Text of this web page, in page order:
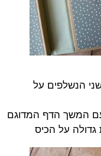
הנשלפים על
ויחד עם המשך הדף המדוגם
גדולה על הכיס